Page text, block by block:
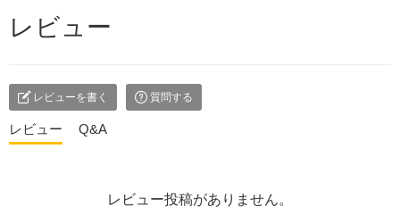
レビュー
レビューを書く 質問する
レビュー Q&A
レビュー投稿がありません。